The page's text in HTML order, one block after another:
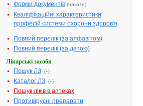
Форми документів (накази)
Кваліфікаційні характеристики
професій системи охорони здоров'я
Повний перелік (за алфавітом)
Повний перелік (за датою)
Лікарські засоби
Пошук ЛЗ (+)
Каталог ЛЗ (+)
Пошук ліків в аптеках
Противірусні препарати;